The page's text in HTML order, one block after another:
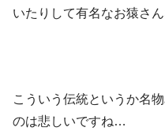
いたりして有名なお猿さ
こういう伝統というか名
のは悲しいですね…